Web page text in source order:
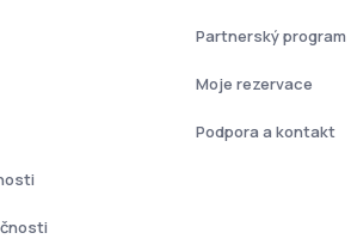
Partnerský program
Moje rezervace
Podpora a kontakt